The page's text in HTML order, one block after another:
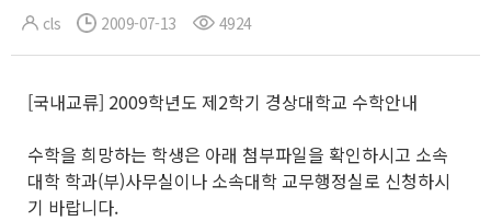
cls 2009-07-13 4924
[국내교류] 2009학년도 제2학기 경상대학교 수학안내
수학을 희망하는 학생은 아래 첨부파일을 확인하시고 소속
대학 학과(부)사무실이나 소속대학 교무행정실로 신청하시
기 바랍니다.